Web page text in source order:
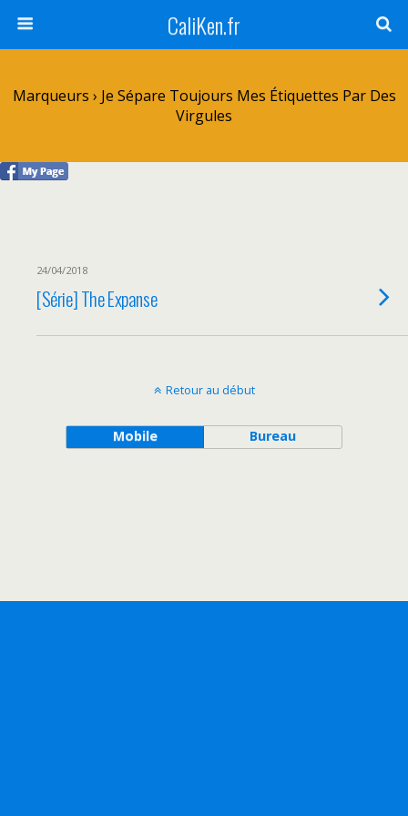
CaliKen.fr
Marqueurs › Je Sépare Toujours Mes Étiquettes Par Des
Virgules
24/04/2018
[Série] The Expanse
Retour au début
Mobile Bureau